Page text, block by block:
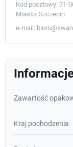
Kod pocztowy: 71-
Miasto: Szczecin
e-mail:
Zawartość
Kraj pochodzenia